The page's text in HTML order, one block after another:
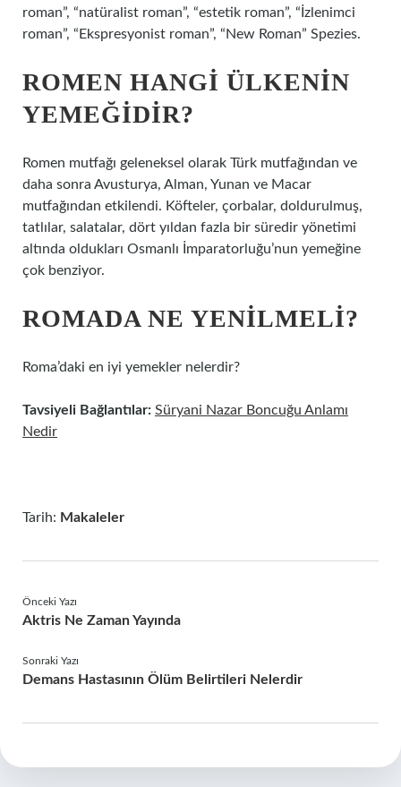
roman”, “natüralist roman”, “estetik roman”, “İzlenimci
roman”, “Ekspresyonist roman”, “New Roman” Spezies.
ROMEN HANGI ÜLKENIN
YEMEĞIDIR?
Romen mutfağı geleneksel olarak Türk mutfağından ve
daha sonra Avusturya, Alman, Yunan ve Macar
mutfağından etkilendi. Köfteler, çorbalar, doldurulmuş,
tatlılar, salatalar, dört yıldan fazla bir süredir yönetimi
altında oldukları Osmanlı İmparatorluğu’nun yemeğine
çok benziyor.
ROMADA NE YENILMELI?
Roma’daki en iyi yemekler nelerdir?
Tavsiyeli Bağlantılar: Süryani Nazar Boncuğu Anlamı
Nedir
Tarih: Makaleler
Önceki Yazı
Aktris Ne Zaman Yayında
Sonraki Yazı
Demans Hastasının Ölüm Belirtileri Nelerdir